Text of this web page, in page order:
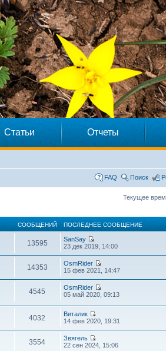
Статьи Отчеты
FAQ Поиск
Текущее
СООБЩЕНИЙ ПОСЛЕДНЕЕ СООБЩЕНИЕ
13595
SanSay
23 дек 2019, 14:00
14353
OsmRider
15 фев 2021, 14:47
4545
OsmRider
05 май 2020, 09:13
4032
Виталик
14 фев 2020, 19:31
3554
Звягель
22 сен 2024, 15:06